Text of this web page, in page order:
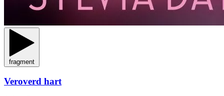
fragment
Veroverd hart